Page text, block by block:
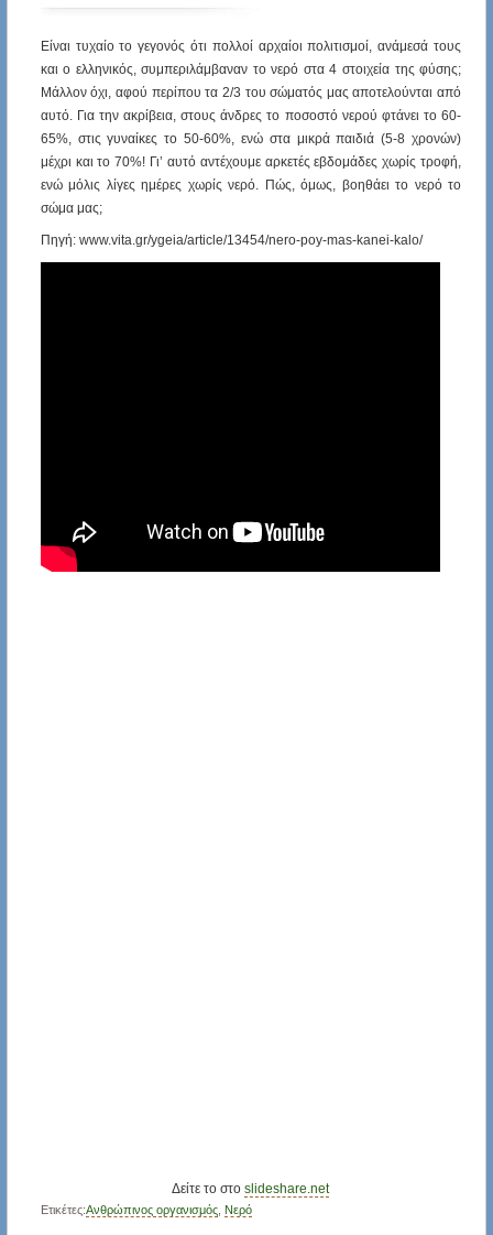
Είναι τυχαίο το γεγονός ότι πολλοί αρχαίοι πολιτισμοί, ανάμεσά τους
και ο ελληνικός, συμπεριλάμβαναν το νερό στα 4 στοιχεία της φύσης;
Μάλλον όχι, αφού περίπου τα 2/3 του σώματός μας αποτελούνται από
αυτό. Για την ακρίβεια, στους άνδρες το ποσοστό νερού φτάνει το 60-
65%, στις γυναίκες το 50-60%, ενώ στα μικρά παιδιά (5-8 χρονών)
μέχρι και το 70%! Γι’ αυτό αντέχουμε αρκετές εβδομάδες χωρίς τροφή,
ενώ μόλις λίγες ημέρες χωρίς νερό. Πώς, όμως, βοηθάει το νερό το
σώμα μας;
Πηγή: www.vita.gr/ygeia/article/13454/nero-poy-mas-kanei-kalo/
Δείτε το στοslideshare.net
Ετικέτες:Ανθρώπινος οργανισμός, Νερό